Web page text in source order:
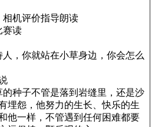
相机评价指导朗读
赛读
人，你就站在小草身边，你会怎么
的种子不管是落到岩缝里，还是沙
埋怨，他努力的生长、快乐的生
他一样，不管遇到任何困难都要